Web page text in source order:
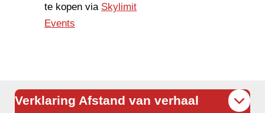
te kopen via Skylimit
Events
Verklaring Afstand van verhaal